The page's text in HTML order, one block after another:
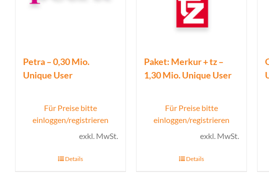
Petra – 0,30 Mio.
Unique User
Für Preise bitte
einloggen/registrieren
exkl. MwSt.
Details
Paket: Merkur + tz –
1,30 Mio. Unique User
Für Preise bitte
einloggen/registrieren
exkl. MwSt.
Details